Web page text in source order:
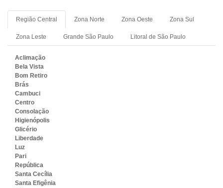
Região Central Zona Norte Zona Oeste Zona Sul
Zona Leste Grande São Paulo Litoral de São Paulo
Aclimação
Bela Vista
Bom Retiro
Brás
Cambuci
Centro
Consolação
Higienópolis
Glicério
Liberdade
Luz
Pari
República
Santa Cecília
Santa Efigênia